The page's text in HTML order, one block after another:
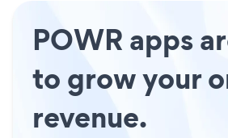
POWR apps
to grow your
revenue.